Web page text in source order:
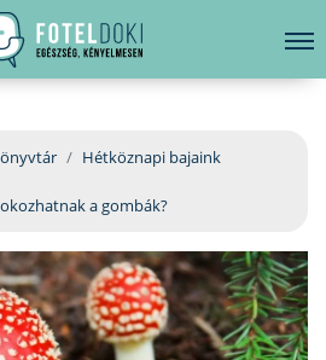
hirdetés
Hétköznapi bajaink
a gombák?